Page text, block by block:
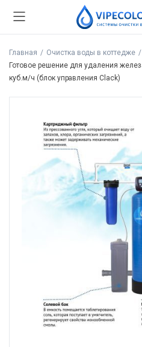
Главная
Очистка воды в коттедже
Готовое решение для удаления
куб.м/ч (блок управления Clack)